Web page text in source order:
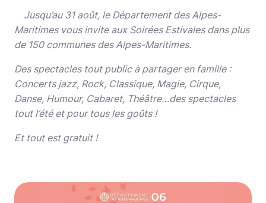
Jusqu’au 31 août, le Département des Alpes-
Maritimes vous invite aux Soirées Estivales dans plus
de 150 communes des Alpes-Maritimes.
Des spectacles tout public à partager en famille :
Concerts jazz, Rock, Classique, Magie, Cirque,
Danse, Humour, Cabaret, Théâtre…des spectacles
tout l’été et pour tous les goûts !
Et tout est gratuit !